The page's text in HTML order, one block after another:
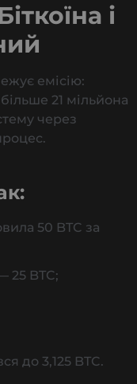
і
емісію:
21 мільйона
через
50 BTC за
25 BTC;
до 3,125 BTC.